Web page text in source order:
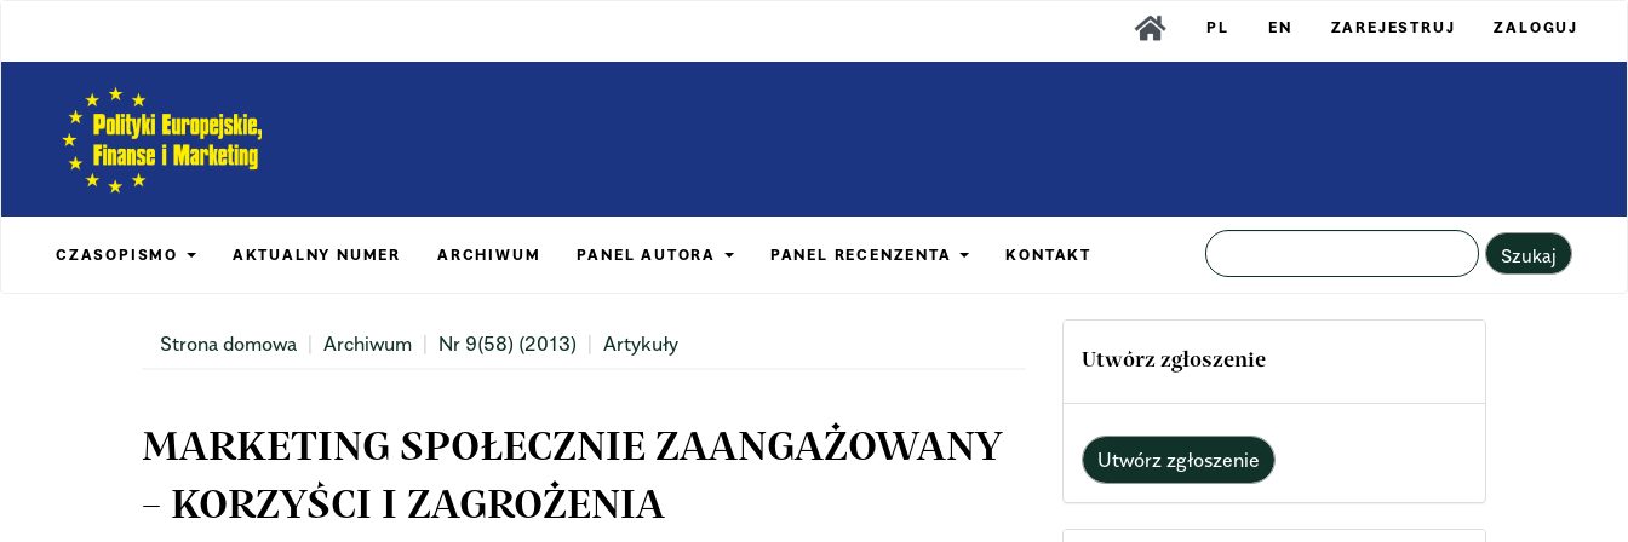
Content
Sidebar
PL EN ZAREJESTRUJ ZALOGUJ
CZASOPISMO AKTUALNY NUMER ARCHIWUM PANEL AUTORA PANEL RECENZENTA KONTAKT Szukaj
Strona domowa Archiwum Nr 9(58) (2013) Artykuły
MARKETING SPOŁECZNIE ZAANGAŻOWANY
– KORZYŚCI I ZAGROŻENIA
Utwórz zgłoszenie
Utwórz zgłoszenie